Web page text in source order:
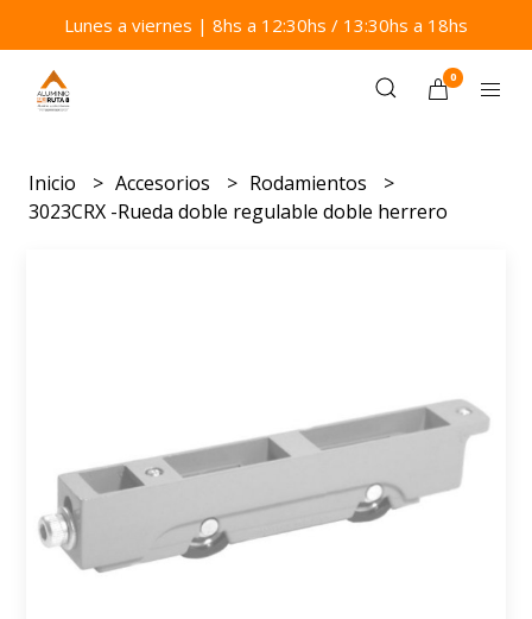
Lunes a viernes | 8hs a 12:30hs / 13:30hs a 18hs
0
Inicio Accesorios
Rodamientos
3023CRX -Rueda doble regulable doble herrero